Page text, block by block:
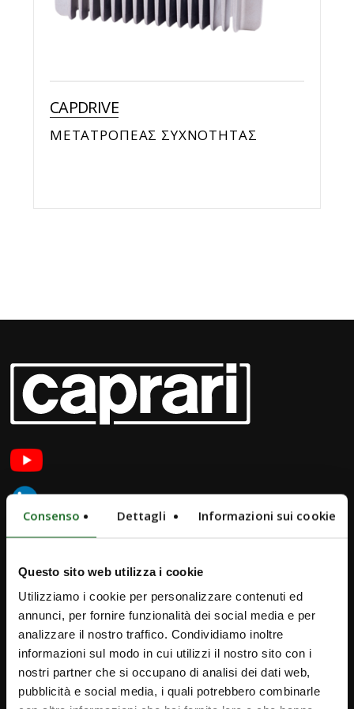
Consenso Dettagli Informazioni sui cookie
Questo sito web utilizza i cookie
Utilizziamo i cookie per personalizzare contenuti ed
annunci, per fornire funzionalità dei social media e per
analizzare il nostro traffico. Condividiamo inoltre
informazioni sul modo in cui utilizzi il nostro sito con i
nostri partner che si occupano di analisi dei dati web,
pubblicità e social media, i quali potrebbero combinarle
CAPDRIVE
ΜΕΤΑΤΡΟΠEAΣ ΣΥΧΝΟΤΗΤΑΣ
iPump
Newsletter
Επικοινωνία